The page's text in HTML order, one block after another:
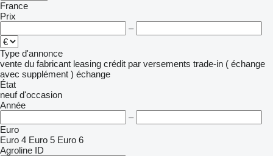
France
Prix
–
Type d'annonce
vente du fabricant leasing crédit par versements trade-in ( échange
avec supplément ) échange
État
neuf d'occasion
Année
–
Euro
Euro 4 Euro 5 Euro 6
Agroline ID